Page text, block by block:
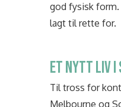
god fysisk form.
lagt til rette for.
ET NYTT LIV I
Til tross for
Melbourne og